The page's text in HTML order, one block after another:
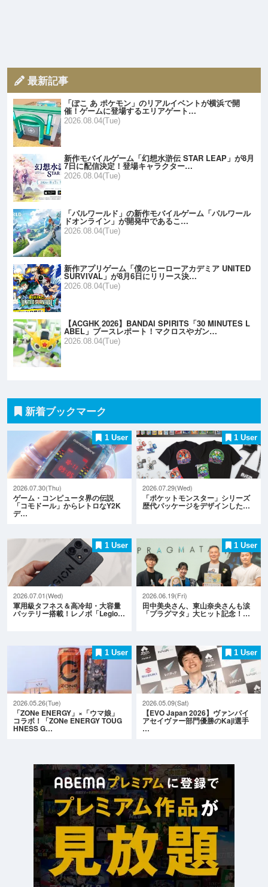
最新記事
「ぽこ あ ポケモン」のリアルイベントが横浜で開
催！ゲームに登場するエリアゲート…
2026.08.04(Tue)
新作モバイルゲーム「幻想水滸伝 STAR LEAP」が8月
7日に配信決定！登場キャラクター…
2026.08.04(Tue)
「パルワールド」の新作モバイルゲーム「パルワール
ドオンライン」が開発中であるこ…
2026.08.04(Tue)
新作アプリゲーム「僕のヒーローアカデミア UNITED
SURVIVAL」が8月6日にリリース決…
2026.08.04(Tue)
【ACGHK 2026】BANDAI SPIRITS「30 MINUTES L
ABEL」ブースレポート！マクロスやガン…
2026.08.04(Tue)
新着ブックマーク
1 User
2026.07.30(Thu)
ゲーム・コンピュータ界の伝説
「コモドール」からレトロなY2K
デ…
1 User
2026.07.29(Wed)
「ポケットモンスター」シリーズ
歴代パッケージをデザインした…
1 User
2026.07.01(Wed)
軍用級タフネス＆高冷却・大容量
バッテリー搭載！レノボ「Legio…
1 User
2026.06.19(Fri)
田中美央さん、東山奈央さんも涙
「プラグマタ」大ヒット記念！…
1 User
2026.05.26(Tue)
「ZONe ENERGY」×「ウマ娘」
コラボ！「ZONe ENERGY TOUG
HNESS G…
1 User
2026.05.09(Sat)
【EVO Japan 2026】ヴァンパイ
アセイヴァー部門優勝のKaji選手
…